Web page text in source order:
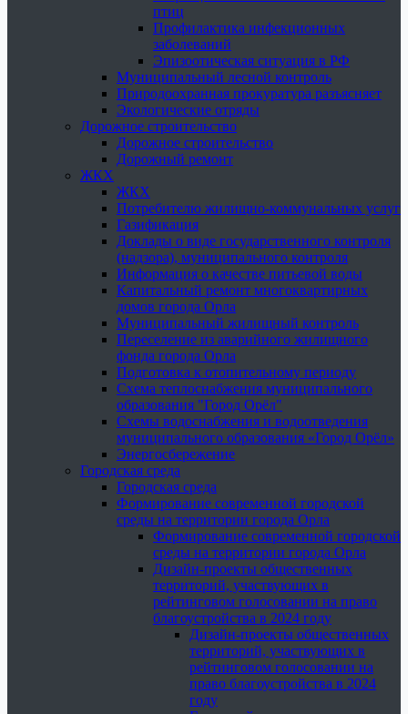
птиц
Профилактика инфекционных
заболеваний
Эпизоотическая ситуация в РФ
Муниципальный лесной контроль
Природоохранная прокуратура разъясняет
Экологические отряды
Дорожное строительство
Дорожное строительство
Дорожный ремонт
ЖКХ
ЖКХ
Потребителю жилищно-коммунальных услуг
Газификация
Доклады о виде государственного контроля
(надзора), муниципального контроля
Информация о качестве питьевой воды
Капитальный ремонт многоквартирных
домов города Орла
Муниципальный жилищный контроль
Переселение из аварийного жилищного
фонда города Орла
Подготовка к отопительному периоду
Схема теплоснабжения муниципального
образования "Город Орёл"
Схемы водоснабжения и водоотведения
муниципального образования «Город Орёл»
Энергосбережение
Городская среда
Городская среда
Формирование современной городской
среды на территории города Орла
Формирование современной городской
среды на территории города Орла
Дизайн-проекты общественных
территорий, участвующих в
рейтинговом голосовании на право
благоустройства в 2024 году
Дизайн-проекты общественных
территорий, участвующих в
рейтинговом голосовании на
право благоустройства в 2024
году